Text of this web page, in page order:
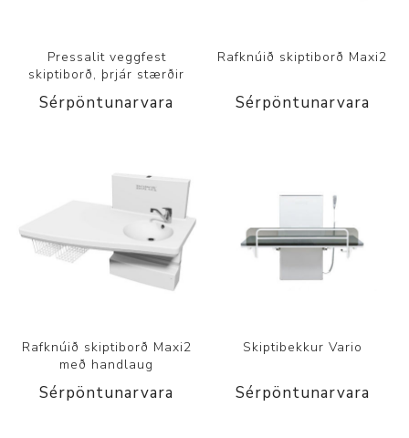
Pressalit veggfest
skiptiborð, þrjár stærðir
Sérpöntunarvara
Rafknúið skiptiborð Maxi2
Sérpöntunarvara
Rafknúið skiptiborð Maxi2
með handlaug
Sérpöntunarvara
Skiptibekkur Vario
Sérpöntunarvara